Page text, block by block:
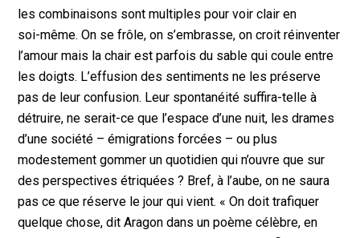
les combinaisons sont multiples pour voir clair en
soi-même. On se frôle, on s’embrasse, on croit réinventer
l’amour mais la chair est parfois du sable qui coule entre
les doigts. L’effusion des sentiments ne les préserve
pas de leur confusion. Leur spontanéité suffira-telle à
détruire, ne serait-ce que l’espace d’une nuit, les drames
d’une société – émigrations forcées – ou plus
modestement gommer un quotidien qui n’ouvre que sur
des perspectives étriquées ? Bref, à l’aube, on ne saura
pas ce que réserve le jour qui vient. « On doit trafiquer
quelque chose, dit Aragon dans un poème célèbre, en